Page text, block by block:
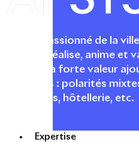
Expertise
Acteur passionné de la
conçoit, réalise, anime et
urbaines à forte valeur
fonctions : polarités
logements, hôtellerie, etc.